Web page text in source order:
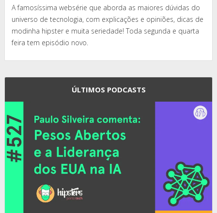
A famosíssima websérie que aborda as maiores dúvidas do
universo de tecnologia, com explicações e opiniões, dicas de
modinha hipster e muita seriedade! Toda segunda e quarta
feira tem episódio novo.
ÚLTIMOS PODCASTS